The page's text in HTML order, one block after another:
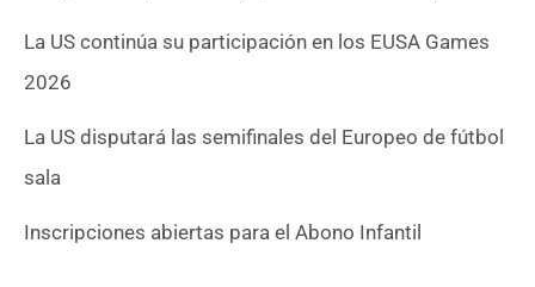
La US continúa su participación en los EUSA Games
2026
La US disputará las semifinales del Europeo de fútbol
sala
Inscripciones abiertas para el Abono Infantil